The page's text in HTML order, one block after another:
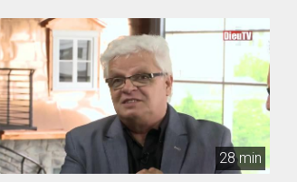
28 min